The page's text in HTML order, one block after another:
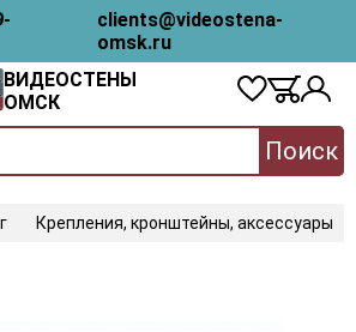
clients@videostena-
omsk.ru
ВИДЕОСТЕНЫ
ОМСК
Поиск
Крепления, кронштейны, аксессуары